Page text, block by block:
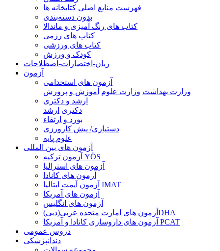
فهرست منابع اصلی کتابخانه ها
بدون دسته‌بندی
کتاب های رنگ آمیزی و ماندالا
کتاب های رزمی
کتاب های ورزشی
کودک و ورزش
زبان-اختصارات-اصطلاحات
آزمون
آزمون های استخدامی
وزارت بهداشت وزارت علوم آموزش و پرورش
ارشد و دکتری
دکتری ارشد
بورد و ارتقاء
دستیاری/ پیش کارورزی
علوم پایه
آزمون های بین المللی
آزمون تركيه YÖS
آزمون های استرالیا
آزمون های کانادا
آزمون آیمت ایتالیا IMAT
آزمون های آمریکا
آزمون های انگلیس
آزمون های امارت متحده عربی(دبی)DHA
آزمون های داروسازی کانادا و آمریکا PCAT
دروس عمومی
دندانپزشکی